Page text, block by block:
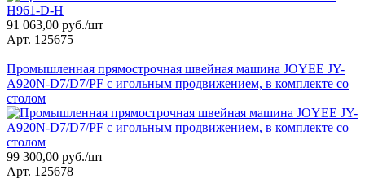
91 063,00 руб./шт
Арт. 125675
Промышленная прямострочная швейная машина JOYEE JY-
A920N-D7/D7/PF с игольным продвижением, в комплекте со
столом
99 300,00 руб./шт
Арт. 125678